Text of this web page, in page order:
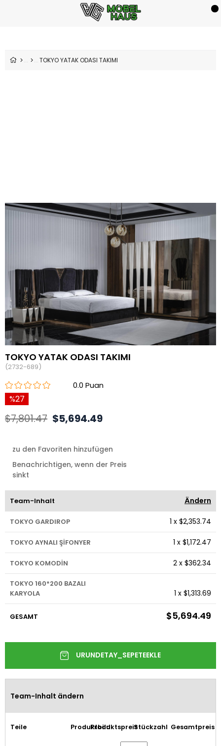
TOKYO YATAK ODASI TAKIMI
TOKYO YATAK ODASI TAKIMI
(2732-689)
0.0
27
$7,801.47 $5,694.49
zu den Favoriten hinzufügen
Benachrichtigen, wenn der Preis
sinkt
Team-Inhalt Ändern
TOKYO GARDIROP 1 x $2,353.74
TOKYO AYNALI ŞİFONYER 1 x $1,172.47
TOKYO KOMODİN 2 x $362.34
TOKYO 160*200 BAZALI
KARYOLA
1 x $1,313.69
GESAMT $5,694.49
Team-Inhalt ändern
Teile ProduktbildProduktspreisStückzahl Gesamtpreis